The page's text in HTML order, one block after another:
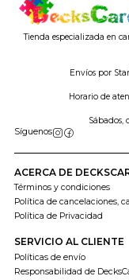
Tienda especializada en
Envíos por
Horario de
Sábados,
Síguenos
ACERCA DE
Términos y condiciones
Política de cancelaciones,
Política de Privacidad
SERVICIO AL CLIENTE
Políticas de envío
Responsabilidad de